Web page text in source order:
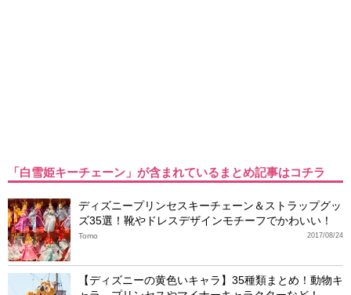
「白雪姫キーチェーン」が含まれているまとめ記事はコチラ
ディズニープリンセスキーチェーン＆ストラップグッ
ズ35選！靴やドレスデザインモチーフでかわいい！
2017/08/24
Tomo
【ディズニーの黄色いキャラ】35種類まとめ！動物キ